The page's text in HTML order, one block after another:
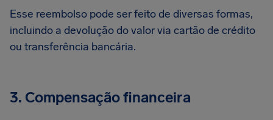
Esse reembolso pode ser feito de diversas formas,
incluindo a devolução do valor via cartão de crédito
ou transferência bancária.
3. Compensação financeira